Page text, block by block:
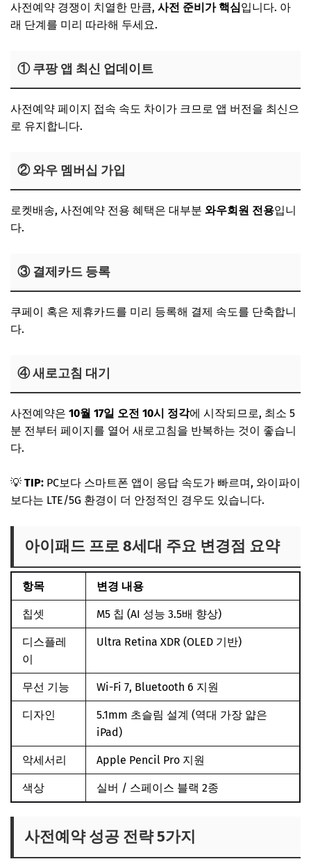
사전예약 경쟁이 치열한 만큼, 사전 준비가 핵심입니다. 아
래 단계를 미리 따라해 두세요.
① 쿠팡 앱 최신 업데이트
사전예약 페이지 접속 속도 차이가 크므로 앱 버전을 최신으
로 유지합니다.
② 와우 멤버십 가입
로켓배송, 사전예약 전용 혜택은 대부분 와우회원 전용입니
다.
③ 결제카드 등록
쿠페이 혹은 제휴카드를 미리 등록해 결제 속도를 단축합니
다.
④ 새로고침 대기
사전예약은 10월 17일 오전 10시 정각에 시작되므로, 최소 5
분 전부터 페이지를 열어 새로고침을 반복하는 것이 좋습니
다.
💡 TIP: PC보다 스마트폰 앱이 응답 속도가 빠르며, 와이파이
보다는 LTE/5G 환경이 더 안정적인 경우도 있습니다.
아이패드 프로 8세대 주요 변경점 요약
항목 변경 내용
칩셋 M5 칩 (AI 성능 3.5배 향상)
디스플레
이
Ultra Retina XDR (OLED 기반)
무선 기능 Wi-Fi 7, Bluetooth 6 지원
디자인
5.1mm 초슬림 설계 (역대 가장 얇은
iPad)
악세서리 Apple Pencil Pro 지원
색상 실버 / 스페이스 블랙 2종
사전예약 성공 전략 5가지